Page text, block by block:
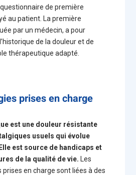
de première
au patient. La première
par un médecin, a pour
de la douleur et de
thérapeutique adapté.
prises en charge
est une douleur résistante
usuels qui évolue
est source de handicaps et
de la qualité de vie. Les
en charge sont liées à des